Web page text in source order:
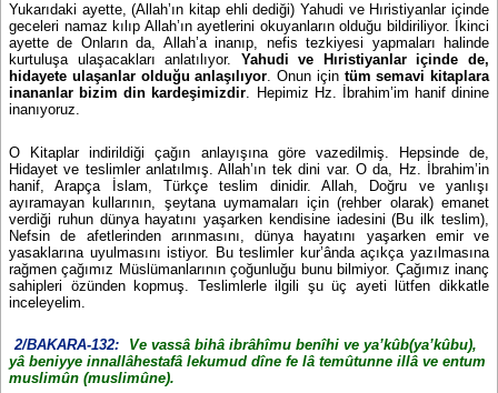
Yukarıdaki ayette, (Allah’ın kitap ehli dediği) Yahudi ve Hıristiyanlar içinde
geceleri namaz kılıp Allah’ın ayetlerini okuyanların olduğu bildiriliyor. İkinci
ayette de Onların da, Allah’a inanıp, nefis tezkiyesi yapmaları halinde
kurtuluşa ulaşacakları anlatılıyor. Yahudi ve Hıristiyanlar içinde de,
hidayete ulaşanlar olduğu anlaşılıyor. Onun için tüm semavi kitaplara
inananlar bizim din kardeşimizdir. Hepimiz Hz. İbrahim’im hanif dinine
inanıyoruz.
O Kitaplar indirildiği çağın anlayışına göre vazedilmiş. Hepsinde de,
Hidayet ve teslimler anlatılmış. Allah’ın tek dini var. O da, Hz. İbrahim’in
hanif, Arapça İslam, Türkçe teslim dinidir. Allah, Doğru ve yanlışı
ayıramayan kullarının, şeytana uymamaları için (rehber olarak) emanet
verdiği ruhun dünya hayatını yaşarken kendisine iadesini (Bu ilk teslim),
Nefsin de afetlerinden arınmasını, dünya hayatını yaşarken emir ve
yasaklarına uyulmasını istiyor. Bu teslimler kur’ânda açıkça yazılmasına
rağmen çağımız Müslümanlarının çoğunluğu bunu bilmiyor. Çağımız inanç
sahipleri özünden kopmuş. Teslimlerle ilgili şu üç ayeti lütfen dikkatle
inceleyelim.
2/BAKARA-132:
Ve vassâ bihâ ibrâhîmu benîhi ve ya’kûb(ya’kûbu),
yâ beniyye innallâhestafâ lekumud dîne fe lâ temûtunne illâ ve entum
muslimûn (muslimûne).